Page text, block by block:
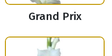
Grand Prix